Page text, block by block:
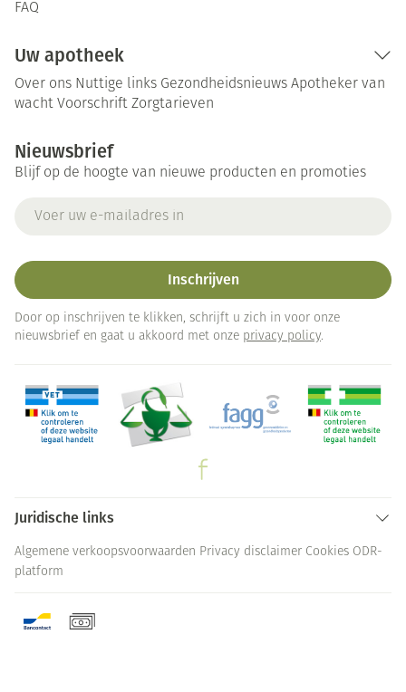
FAQ
Uw apotheek
Over ons Nuttige links Gezondheidsnieuws Apotheker van
wacht Voorschrift Zorgtarieven
Nieuwsbrief
Blijf op de hoogte van nieuwe producten en promoties
Inschrijven
Door op inschrijven te klikken, schrijft u zich in voor onze
nieuwsbrief en gaat u akkoord met onze privacy policy.
Juridische links
Algemene verkoopsvoorwaarden Privacy disclaimer Cookies ODR-
platform